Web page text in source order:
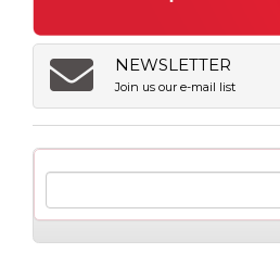
NEWSLETTER
Join us our e-mail list